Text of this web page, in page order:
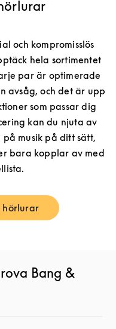
och kompromisslös
hela sortimentet
par är optimerade
avsåg, och det är upp
som passar dig
kan du njuta av
musik på ditt sätt,
bara kopplar av med
hörlurarin New Tab
Bang &